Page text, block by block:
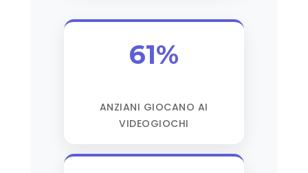
61%
ANZIANI GIOCANO AI
VIDEOGIOCHI